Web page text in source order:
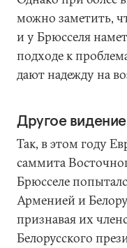
можно заметить,
и у Брюсселя
подходе к
дают надежду на
Другое
Так, в этом году
саммита
Брюсселе
Арменией и
признавая их
Белорусского